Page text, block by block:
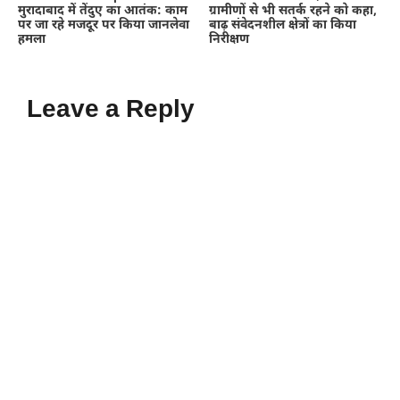
मुरादाबाद में तेंदुए का आतंक: काम
पर जा रहे मजदूर पर किया जानलेवा
हमला
ग्रामीणों से भी सतर्क रहने को कहा,
बाढ़ संवेदनशील क्षेत्रों का किया
निरीक्षण
Leave a Reply